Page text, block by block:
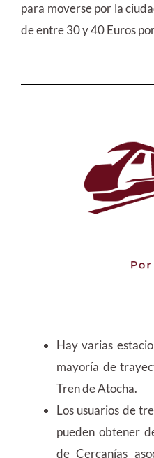
para moverse por la
de entre 30 y 40 Euros
Hay varias
mayoría de
Tren de Atocha.
Los usuarios de
pueden obtener
de Cercanías